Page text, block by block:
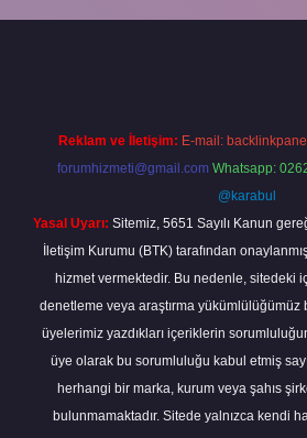
Reklam ve İletişim: E-mail:
forumhizmeti@gmail.com Whatsapp:
@karabul
Yasal Uyarı: Sitemiz, 5651 Sayılı Kanun
İletişim Kurumu (BTK) tarafından
hizmet vermektedir. Bu nedenle, sitedeki
denetleme veya araştırma yükümlülüğümüz
üyelerimiz yazdıkları içeriklerin
üye olarak bu sorumluluğu kabul etmiş
herhangi bir marka, kurum veya şahıs
bulunmamaktadır. Sitede yalnızca kendi